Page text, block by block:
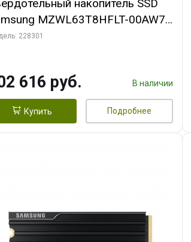
накопитель SSD
MZWL63T8HFLT-00AW7
U.2, 3840GB, PM9D3a,
228301
616 руб. В наличии
Купить Подробнее